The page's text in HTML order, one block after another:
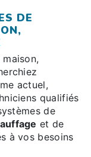
DE
actuel,
qualifiés
de
et de
à vos besoins